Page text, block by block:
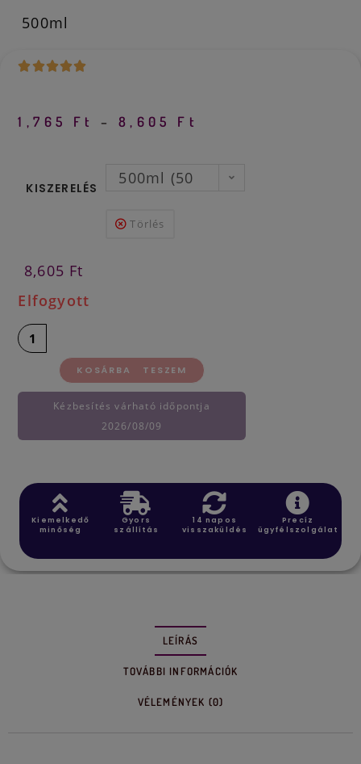
1,765 Ft – 8,605 Ft
KISZERELÉS
500ml (50
Törlés
8,605 Ft
Elfogyott
KOSÁRBA TESZEM
Kézbesítés várható időpontja
2026/08/09
Kiemelkedő
minőség
Gyors
szállítás
14 napos
visszaküldés
Precíz
ügyfélszolgálat
LEÍRÁS
TOVÁBBI INFORMÁCIÓK
VÉLEMÉNYEK (0)